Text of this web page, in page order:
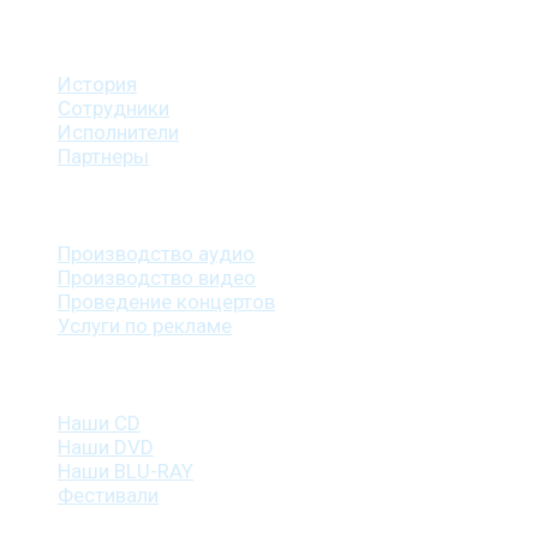
История
Сотрудники
Исполнители
Партнеры
Производство аудио
Производство видео
Проведение концертов
Услуги по рекламе
Наши CD
Наши DVD
Наши BLU-RAY
Фестивали